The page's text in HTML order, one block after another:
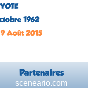
1962
Août 2015
Partenaires
sceneario.com